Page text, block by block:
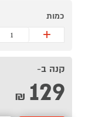
כמות
+
קנה ב-
129
₪